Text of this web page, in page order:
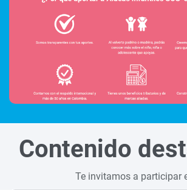
Contenido
Te invitamos a participar